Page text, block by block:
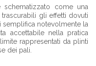
come una
gli effetti dovuti
semplifica notevolmente la
accettabile nella pratica
rappresentati da plinti
dei pali.